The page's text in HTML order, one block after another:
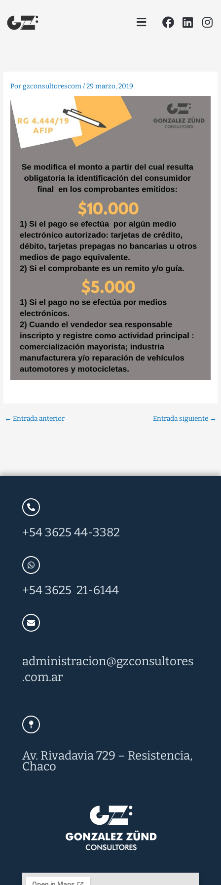
contenido
Menu Facebook
Porgzconsultorescom/29 marzo, 2019
← Entrada anterior Entrada siguiente →
+54 3625 44-3382
+54 3625 21-6144
administracion@gzconsultores
.com.ar
Av. Rivadavia 729 – Resistencia,
Chaco